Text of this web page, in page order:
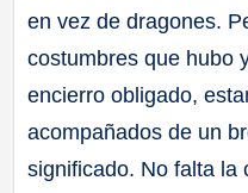
en vez de dragones.
costumbres que hubo
encierro obligado,
acompañados de un
significado. No falta la